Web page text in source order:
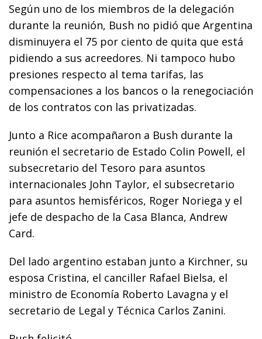
Según uno de los miembros de la delegación
durante la reunión, Bush no pidió que Argentina
disminuyera el 75 por ciento de quita que está
pidiendo a sus acreedores. Ni tampoco hubo
presiones respecto al tema tarifas, las
compensaciones a los bancos o la renegociación
de los contratos con las privatizadas.
Junto a Rice acompañaron a Bush durante la
reunión el secretario de Estado Colin Powell, el
subsecretario del Tesoro para asuntos
internacionales John Taylor, el subsecretario
para asuntos hemisféricos, Roger Noriega y el
jefe de despacho de la Casa Blanca, Andrew
Card.
Del lado argentino estaban junto a Kirchner, su
esposa Cristina, el canciller Rafael Bielsa, el
ministro de Economía Roberto Lavagna y el
secretario de Legal y Técnica Carlos Zanini.